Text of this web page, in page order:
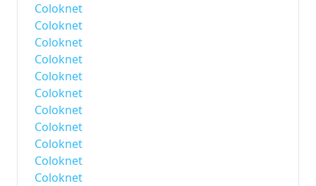
Coloknet
Coloknet
Coloknet
Coloknet
Coloknet
Coloknet
Coloknet
Coloknet
Coloknet
Coloknet
Coloknet